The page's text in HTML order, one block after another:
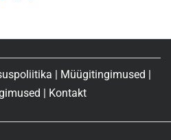
Müügitingimused
Kontakt